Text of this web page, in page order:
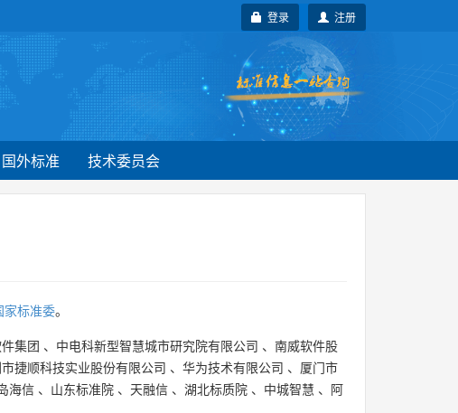
注册
登录
国外标准 技术委员会
家标准委。
集团 、 中电科新型智慧城市研究院有限公司 、 南威软件股
捷顺科技实业股份有限公司 、 华为技术有限公司 、 厦门市
海信 、 山东标准院 、 天融信 、 湖北标质院 、 中城智慧 、
阿